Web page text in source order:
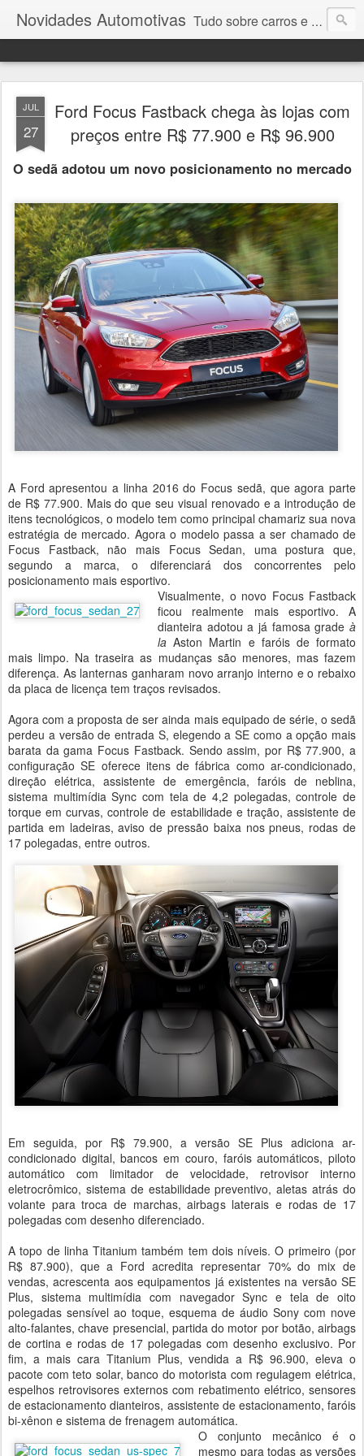
Novidades Automotivas Tudo sobre carros e motores
JUL
27
Ford Focus Fastback chega às lojas com
preços entre R$ 77.900 e R$ 96.900
O sedã adotou um novo posicionamento no mercado
A Ford apresentou a linha 2016 do Focus sedã, que agora parte
de R$ 77.900. Mais do que seu visual renovado e a introdução de
itens tecnológicos, o modelo tem como principal chamariz sua nova
estratégia de mercado. Agora o modelo passa a ser chamado de
Focus Fastback, não mais Focus Sedan, uma postura que,
segundo a marca, o diferenciará dos concorrentes pelo
posicionamento mais esportivo.
Visualmente, o novo Focus Fastback
ficou realmente mais esportivo. A
dianteira adotou a já famosa grade à
laAston Martin e faróis de formato
mais limpo. Na traseira as mudanças são menores, mas fazem
diferença. As lanternas ganharam novo arranjo interno e o rebaixo
da placa de licença tem traços revisados.
Agora com a proposta de ser ainda mais equipado de série, o sedã
perdeu a versão de entrada S, elegendo a SE como a opção mais
barata da gama Focus Fastback. Sendo assim, por R$ 77.900, a
configuração SE oferece itens de fábrica como ar-condicionado,
direção elétrica, assistente de emergência, faróis de neblina,
sistema multimídia Sync com tela de 4,2 polegadas, controle de
torque em curvas, controle de estabilidade e tração, assistente de
partida em ladeiras, aviso de pressão baixa nos pneus, rodas de
17 polegadas, entre outros.
Em seguida, por R$ 79.900, a versão SE Plus adiciona ar-
condicionado digital, bancos em couro, faróis automáticos, piloto
automático com limitador de velocidade, retrovisor interno
eletrocrômico, sistema de estabilidade preventivo, aletas atrás do
volante para troca de marchas, airbags laterais e rodas de 17
polegadas com desenho diferenciado.
A topo de linha Titanium também tem dois níveis. O primeiro (por
R$ 87.900), que a Ford acredita representar 70% do mix de
vendas, acrescenta aos equipamentos já existentes na versão SE
Plus, sistema multimídia com navegador Sync e tela de oito
polegadas sensível ao toque, esquema de áudio Sony com nove
alto-falantes, chave presencial, partida do motor por botão, airbags
de cortina e rodas de 17 polegadas com desenho exclusivo. Por
fim, a mais cara Titanium Plus, vendida a R$ 96.900, eleva o
pacote com teto solar, banco do motorista com regulagem elétrica,
espelhos retrovisores externos com rebatimento elétrico, sensores
de estacionamento dianteiros, assistente de estacionamento, faróis
bi-xênon e sistema de frenagem automática.
O conjunto mecânico é o
mesmo para todas as versões